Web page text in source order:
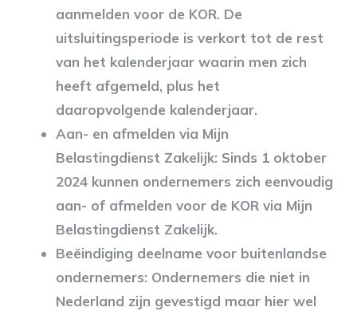
aanmelden voor de KOR. De
uitsluitingsperiode is verkort tot de rest
van het kalenderjaar waarin men zich
heeft afgemeld, plus het
daaropvolgende kalenderjaar.
Aan- en afmelden via Mijn
Belastingdienst Zakelijk: Sinds 1 oktober
2024 kunnen ondernemers zich eenvoudig
aan- of afmelden voor de KOR via Mijn
Belastingdienst Zakelijk.
Beëindiging deelname voor buitenlandse
ondernemers: Ondernemers die niet in
Nederland zijn gevestigd maar hier wel